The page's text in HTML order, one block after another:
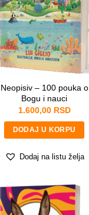
Neopisiv – 100 pouka o
Bogu i nauci
1.600,00 RSD
DODAJ U KORPU
Dodaj na listu želja